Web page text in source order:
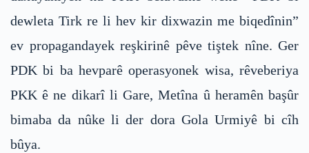
dewleta Tirk re li hev kir dixwazin me biqedînin”
ev propagandayek reşkirinê pêve tiştek nîne. Ger
PDK bi ba hevparê operasyonek wisa, rêveberiya
PKK ê ne dikarî li Gare, Metîna û heramên başûr
bimaba da nûke li der dora Gola Urmiyê bi cîh
bûya.